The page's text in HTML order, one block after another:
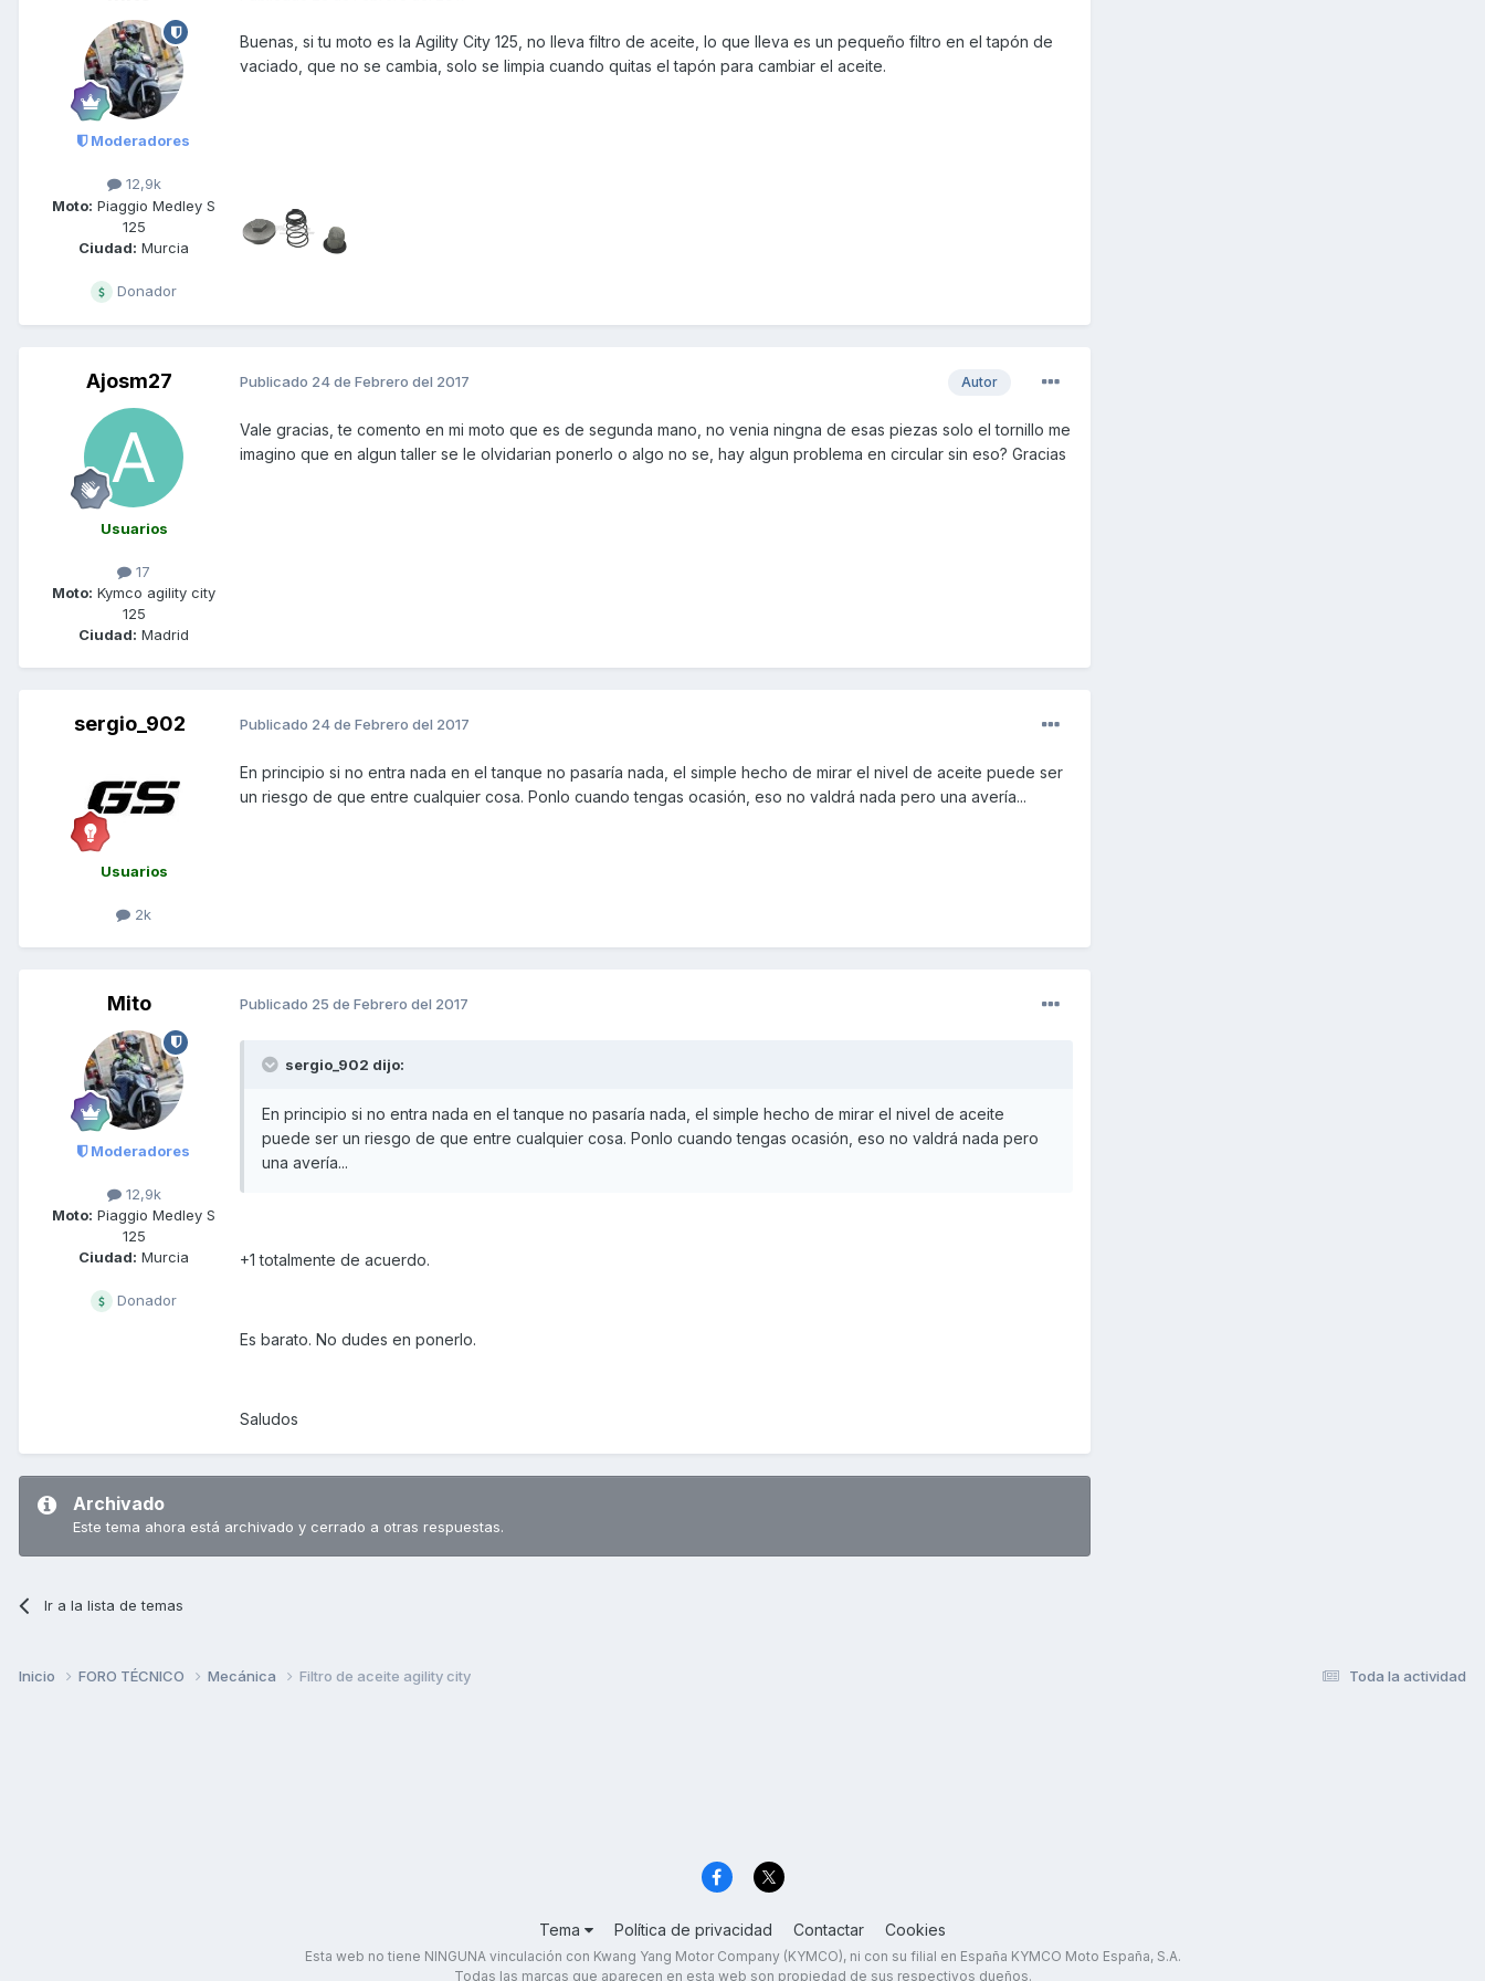
Moderadores
12,9k
Moto: Piaggio Medley S
125
Ciudad: Murcia
Donador
Buenas, si tu moto es la Agility City 125, no lleva filtro de aceite, lo que lleva es un pequeño filtro en el tapón de
vaciado, que no se cambia, solo se limpia cuando quitas el tapón para cambiar el aceite.
Ajosm27
Usuarios
17
Moto: Kymco agility city
125
Ciudad: Madrid
Autor
Publicado 24 de Febrero del 2017
Vale gracias, te comento en mi moto que es de segunda mano, no venia ningna de esas piezas solo el tornillo me
imagino que en algun taller se le olvidarian ponerlo o algo no se, hay algun problema en circular sin eso? Gracias
sergio_902
Usuarios
2k
Publicado 24 de Febrero del 2017
En principio si no entra nada en el tanque no pasaría nada, el simple hecho de mirar el nivel de aceite puede ser
un riesgo de que entre cualquier cosa. Ponlo cuando tengas ocasión, eso no valdrá nada pero una avería...
Mito
Moderadores
12,9k
Moto: Piaggio Medley S
125
Ciudad: Murcia
Donador
Publicado 25 de Febrero del 2017
sergio_902 dijo:
En principio si no entra nada en el tanque no pasaría nada, el simple hecho de mirar el nivel de aceite
puede ser un riesgo de que entre cualquier cosa. Ponlo cuando tengas ocasión, eso no valdrá nada pero
una avería...
+1 totalmente de acuerdo.
Es barato. No dudes en ponerlo.
Saludos
Archivado
Este tema ahora está archivado y cerrado a otras respuestas.
Ir a la lista de temas
Toda la actividad
Inicio FORO TÉCNICO Mecánica Filtro de aceite agility city
Tema Política de privacidad Contactar Cookies
Esta web no tiene NINGUNA vinculación con Kwang Yang Motor Company (KYMCO), ni con su filial en España KYMCO Moto España, S.A.
Todas las marcas que aparecen en esta web son propiedad de sus respectivos dueños.